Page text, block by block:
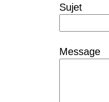
Sujet
Message